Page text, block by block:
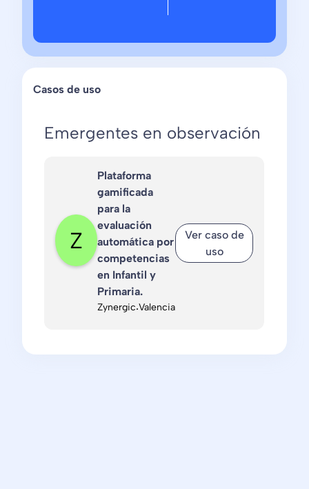
Casos de uso
Emergentes en observación
Plataforma
gamificada
para la
evaluación
automática por
competencias
en Infantil y
Primaria.
Zynergic·Valencia
Ver caso de
uso